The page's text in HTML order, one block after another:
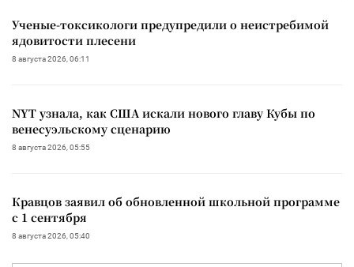
Ученые-токсикологи предупредили о неистребимой
ядовитости плесени
8 августа 2026, 06:11
NYT узнала, как США искали нового главу Кубы по
венесуэльскому сценарию
8 августа 2026, 05:55
Кравцов заявил об обновленной школьной программе
с 1 сентября
8 августа 2026, 05:40